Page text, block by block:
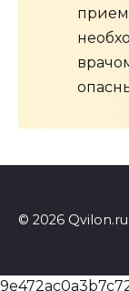
© 2026 Qvilon.ru